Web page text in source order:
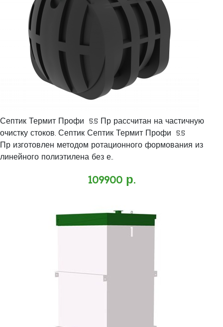
Септик Термит Профи 5.5 Пр рассчитан на частичную
очистку стоков. Септик Септик Термит Профи 5.5
Пр изготовлен методом ротационного формования из
линейного полиэтилена без е..
109900 р.